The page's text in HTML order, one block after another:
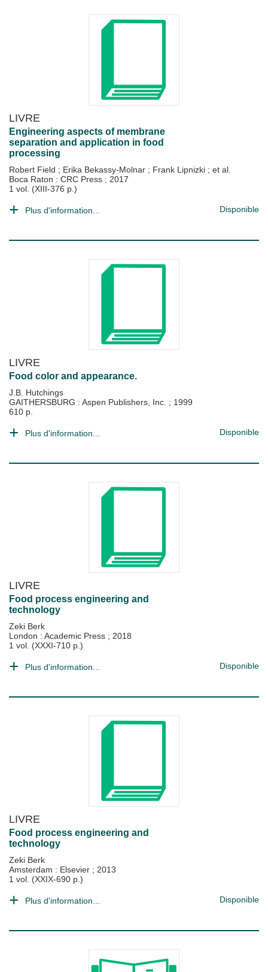
LIVRE
Engineering aspects of membrane
separation and application in food
processing
Robert Field ; Erika Bekassy-Molnar ; Frank Lipnizki ; et al.
Boca Raton : CRC Press ; 2017
1 vol. (XIII-376 p.)
Plus d'information... Disponible
LIVRE
Food color and appearance.
J.B. Hutchings
GAITHERSBURG : Aspen Publishers, Inc. ; 1999
610 p.
Plus d'information... Disponible
LIVRE
Food process engineering and
technology
Zeki Berk
London : Academic Press ; 2018
1 vol. (XXXI-710 p.)
Plus d'information... Disponible
LIVRE
Food process engineering and
technology
Zeki Berk
Amsterdam : Elsevier ; 2013
1 vol. (XXIX-690 p.)
Plus d'information... Disponible